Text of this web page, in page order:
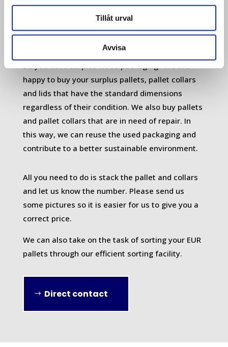
Tillåt urval
Avvisa
packaging
happy to buy your surplus pallets, pallet collars
and lids that have the standard dimensions
regardless of their condition. We also buy pallets
and pallet collars that are in need of repair. In
this way, we can reuse the used packaging and
contribute to a better sustainable environment.
All you need to do is stack the pallet and collars
and let us know the number. Please send us
some pictures so it is easier for us to give you a
correct price.
We can also take on the task of sorting your EUR
pallets through our efficient sorting facility.
Direct contact